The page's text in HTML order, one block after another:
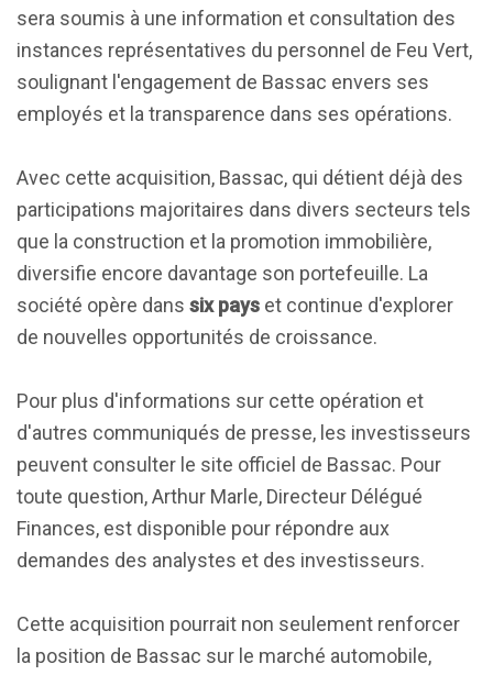
sera soumis à une information et consultation des
instances représentatives du personnel de Feu Vert,
soulignant l'engagement de Bassac envers ses
employés et la transparence dans ses opérations.
Avec cette acquisition, Bassac, qui détient déjà des
participations majoritaires dans divers secteurs tels
que la construction et la promotion immobilière,
diversifie encore davantage son portefeuille. La
société opère dans six pays et continue d'explorer
de nouvelles opportunités de croissance.
Pour plus d'informations sur cette opération et
d'autres communiqués de presse, les investisseurs
peuvent consulter le site officiel de Bassac. Pour
toute question, Arthur Marle, Directeur Délégué
Finances, est disponible pour répondre aux
demandes des analystes et des investisseurs.
Cette acquisition pourrait non seulement renforcer
la position de Bassac sur le marché automobile,